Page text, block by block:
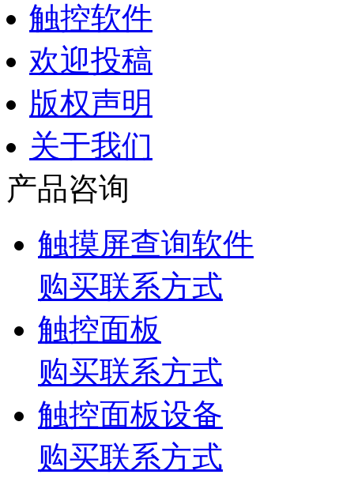
触控软件
欢迎投稿
版权声明
关于我们
产品咨询
触摸屏查询软件
购买联系方式
触控面板
购买联系方式
触控面板设备
购买联系方式